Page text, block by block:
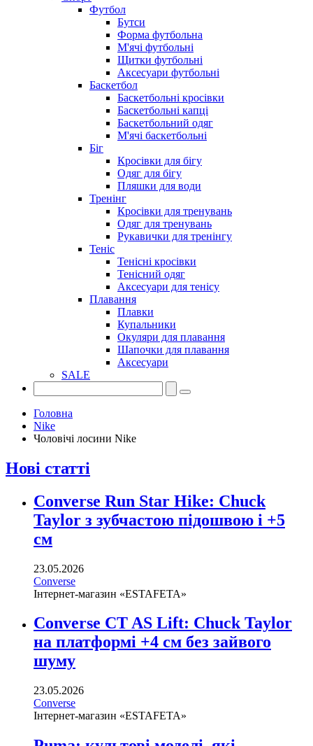
Футбол
Бутси
Форма футбольна
М'ячі футбольні
Щитки футбольні
Аксесуари футбольні
Баскетбол
Баскетбольні кросівки
Баскетбольні капці
Баскетбольний одяг
М'ячі баскетбольні
Біг
Кросівки для бігу
Одяг для бігу
Пляшки для води
Тренінг
Кросівки для тренувань
Одяг для тренувань
Рукавички для тренінгу
Теніс
Тенісні кросівки
Тенісний одяг
Аксесуари для тенісу
Плавання
Плавки
Купальники
Окуляри для плавання
Шапочки для плавання
Аксесуари
SALE
Головна
Nike
Чоловічі лосини Nike
Нові статті
Converse Run Star Hike: Chuck
Taylor з зубчастою підошвою і +5
см
23.05.2026
Converse
Інтернет-магазин «ESTAFETA»
Converse CT AS Lift: Chuck Taylor
на платформі +4 см без зайвого
шуму
23.05.2026
Converse
Інтернет-магазин «ESTAFETA»